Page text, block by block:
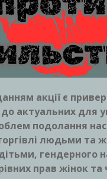
акції є
актуальних для
подолання
торгівлі людьми та
гендерного
прав жінок та